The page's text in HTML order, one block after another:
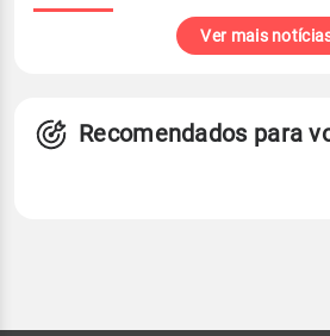
Ver mais
Recomendados para